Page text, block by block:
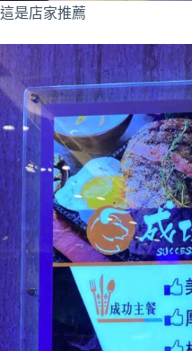
這是店家推薦